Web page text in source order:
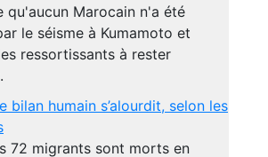
qu'aucun Marocain n'a été
le séisme à Kumamoto et
ressortissants à rester
bilan humain s’alourdit, selon les
72 migrants sont morts en